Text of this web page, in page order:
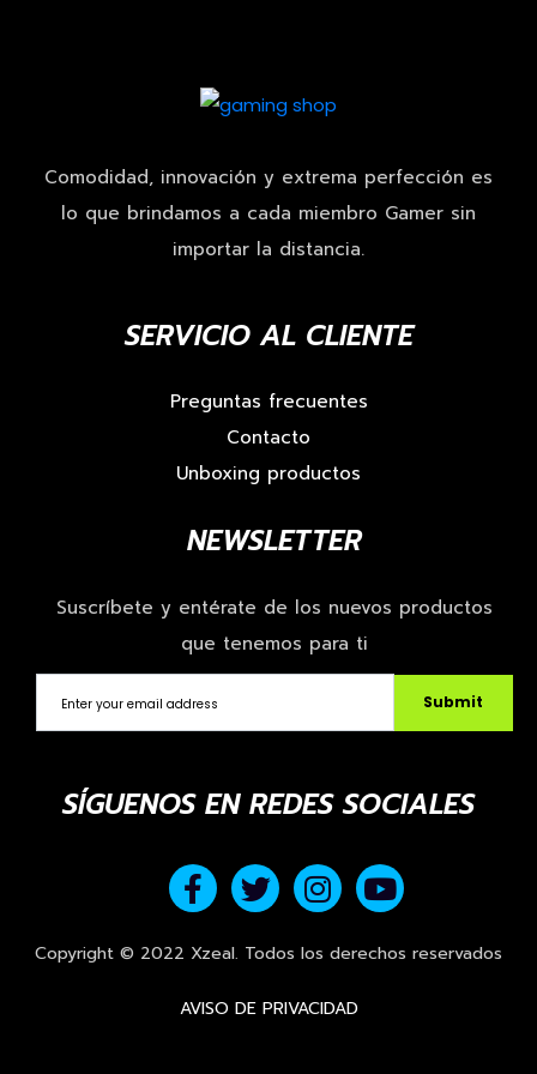
Comodidad, innovación y extrema perfección es
lo que brindamos a cada miembro Gamer sin
importar la distancia.
SERVICIO AL CLIENTE
Preguntas frecuentes
Contacto
Unboxing productos
NEWSLETTER
Suscríbete y entérate de los nuevos productos
que tenemos para ti
Submit
SÍGUENOS EN REDES SOCIALES
Copyright © 2022 Xzeal. Todos los derechos reservados
AVISO DE PRIVACIDAD